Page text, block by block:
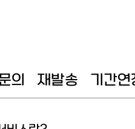
의 재발송 기간연